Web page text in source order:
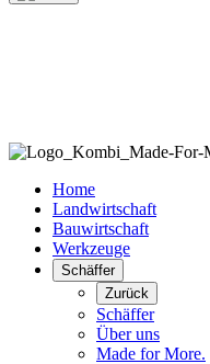
Home
Landwirtschaft
Bauwirtschaft
Werkzeuge
Schäffer
Zurück
Schäffer
Über uns
Made for More.